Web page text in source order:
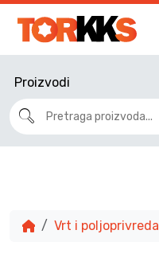
Proizvodi
Vrt i poljoprivreda